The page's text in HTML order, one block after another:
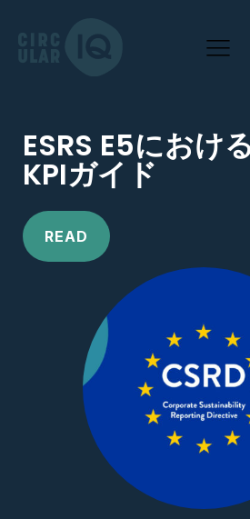
ESRS E5におけ
KPIガイド
READ